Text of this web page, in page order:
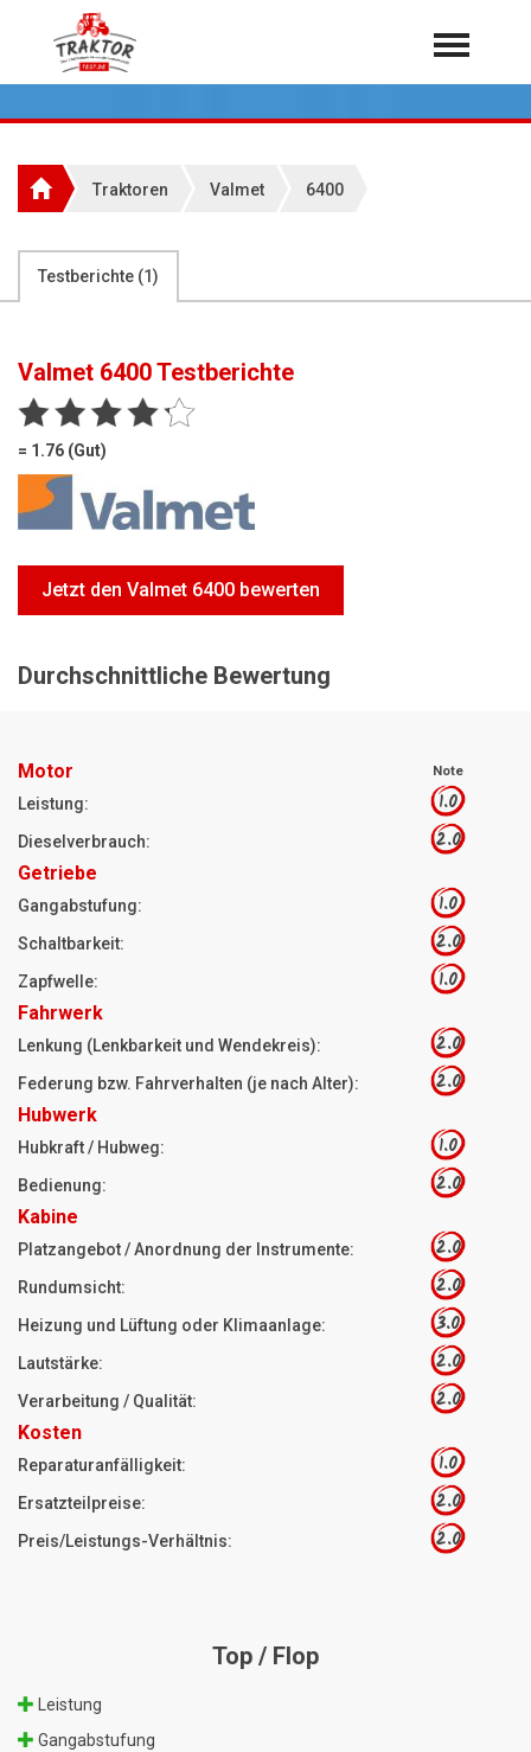
Home
Rundballenpressen
Teleskoplader
Rasentraktoren
Hoflader
Jetzt Bewerten
Über 7.000 Testberichte
Traktoren Valmet 6400
Testberichte (1)
Valmet 6400Testberichte
= 1.76 (Gut)
Jetzt den Valmet 6400 bewerten
Durchschnittliche Bewertung
Motor Note
Leistung: 1.0
Dieselverbrauch: 2.0
Getriebe
Gangabstufung: 1.0
Schaltbarkeit: 2.0
Zapfwelle: 1.0
Fahrwerk
Lenkung (Lenkbarkeit und Wendekreis): 2.0
Federung bzw. Fahrverhalten (je nach Alter): 2.0
Hubwerk
Hubkraft / Hubweg: 1.0
Bedienung: 2.0
Kabine
Platzangebot / Anordnung der Instrumente: 2.0
Rundumsicht: 2.0
Heizung und Lüftung oder Klimaanlage: 3.0
Lautstärke: 2.0
Verarbeitung / Qualität: 2.0
Kosten
Reparaturanfälligkeit: 1.0
Ersatzteilpreise: 2.0
Preis/Leistungs-Verhältnis: 2.0
Top / Flop
Leistung
Gangabstufung